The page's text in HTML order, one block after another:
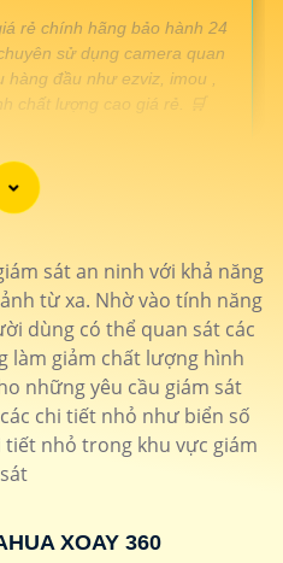
rẻ chính hãng bảo hành 24
sử dụng camera quan
hàng đầu như ezviz, imou ,
chất lượng cao giá rẻ. 🛒
xoay 360 ezviz
bảo mật cao chống mưa nắng CS-
1K2WKFL
wifi 360 c6n
ảnh sắt nét dễ dàng cài đặtCS-C6N
Dahua Ngoài trời
360 nhỏ gọn
sát an ninh với khả năng
từ xa. Nhờ vào tính năng
dùng có thể quan sát các
làm giảm chất lượng hình
những yêu cầu giám sát
chi tiết nhỏ như biển số
tiết nhỏ trong khu vực giám
sát
XOAY 360